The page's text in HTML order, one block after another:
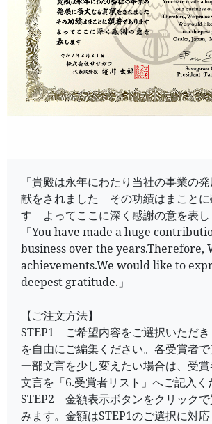
「貴殿は永年にわたり当社の事業の
献をされました その功績はまことに
す よってここに深く感謝の意を表し
「You have made a huge
business over the years.Therefore,
achievements.We would like to
deepest gratitude.」
【ご注文方法】
STEP1 ご希望内容をご選択いただき
を自由にご編集ください。各受賞者
一部文言を少し変えたい場合は、受
文言を「6.受賞者リスト」へご記入く
STEP2 金額表示ボタンをクリックで
みます。金額はSTEP1のご選択に対応